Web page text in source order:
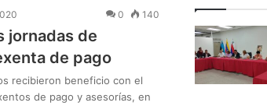
0 140
jornadas de
de pago
recibieron beneficio con el
de pago y asesorías, en